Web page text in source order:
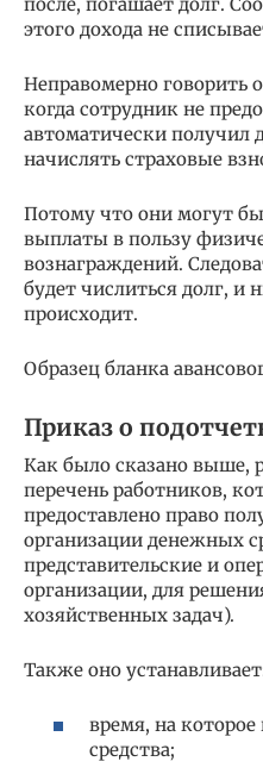
этого дохода не
Неправомерно говорить
когда сотрудник не
автоматически получил
начислять страховые
Потому что они могут
выплаты в пользу
вознаграждений.
будет числиться долг, и
происходит.
Образец бланка
Приказ о
Как было сказано выше,
перечень работников,
предоставлено право
организации денежных
представительские и
организации, для
хозяйственных задач).
Также оно
время, на
средства;